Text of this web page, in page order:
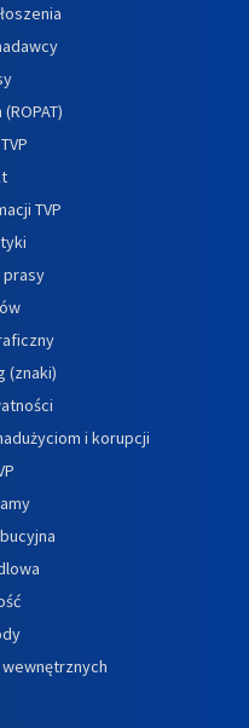
TVP
prasy
(znaki)
i korupcji